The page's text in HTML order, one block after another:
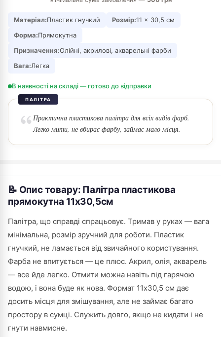
Матеріал:Пластик гнучкий Розмір:11 × 30,5 см
Форма:Прямокутна
Призначення:Олійні, акрилові, акварельні фарби
Вага:Легка
В наявності на складі — готово до відправки
ПАЛІТРА
Практична пластикова палітра для всіх видів фарб.
Легко мити, не вбирає фарбу, займає мало місця.
📝 Опис товару: Палітра пластикова
прямокутна 11х30,5см
Палітра, що справді спрацьовує. Тримав у руках — вага
мінімальна, розмір зручний для роботи. Пластик
гнучкий, не ламається від звичайного користування.
Фарба не впитується — це плюс. Акрил, олія, акварель
— все йде легко. Отмити можна навіть під гарячою
водою, і вона буде як нова. Формат 11х30,5 см дає
досить місця для змішування, але не займає багато
простору в сумці. Служить довго, якщо не кидати і не
гнути навмисне.